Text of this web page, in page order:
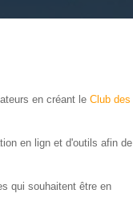
en créant le Club des
en lign et d'outils afin de
qui souhaitent être en